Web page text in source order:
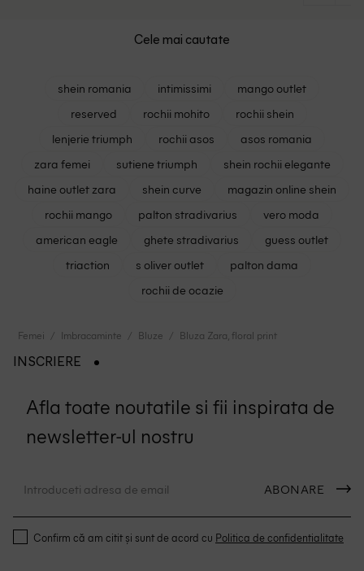
Cele mai cautate
shein romania intimissimi
mango outlet
reserved
rochii mohito
rochii shein
lenjerie triumph
rochii asos
asos romania
zara femei
sutiene triumph
shein rochii elegante
haine outlet zara
shein curve
magazin online shein
rochii mango
palton stradivarius
vero moda
american eagle
ghete stradivarius
guess outlet
triaction
s oliver outlet
palton dama
rochii de ocazie
Femei Imbracaminte Bluze Bluza Zara, floral print
INSCRIERE
Afla toate noutatile si fii inspirata de
newsletter-ul nostru
ABONARE
Confirm că am citit și sunt de acord cu Politica de confidentialitate